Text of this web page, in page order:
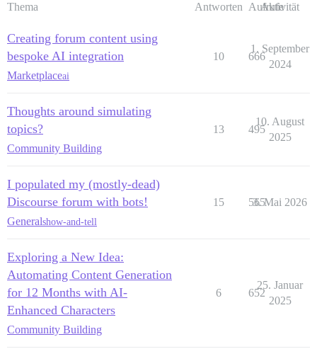
Thema Antworten Aufrufe
Aktivität
Creating forum content using
bespoke AI integration
Marketplaceai
10 666
1. September
2024
Thoughts around simulating
topics?
Community Building
13 495
10. August
2025
I populated my (mostly-dead)
Discourse forum with bots!
Generalshow-and-tell
15 565
3. Mai 2026
Exploring a New Idea:
Automating Content Generation
for 12 Months with AI-
Enhanced Characters
Community Building
6 652
25. Januar
2025